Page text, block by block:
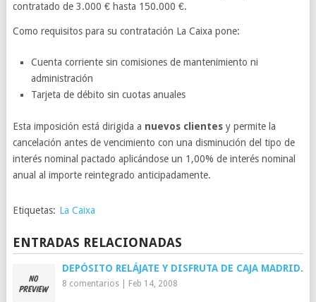
contratado de 3.000 € hasta 150.000 €.
Como requisitos para su contratación La Caixa pone:
Cuenta corriente sin comisiones de mantenimiento ni
administración
Tarjeta de débito sin cuotas anuales
Esta imposición está dirigida a nuevos clientesy permite la
cancelación antes de vencimiento con una disminución del tipo de
interés nominal pactado aplicándose un 1,00% de interés nominal
anual al importe reintegrado anticipadamente.
Etiquetas: La Caixa
ENTRADAS RELACIONADAS
DEPÓSITO RELÁJATE Y DISFRUTA DE CAJA MADRID.
8 comentarios| Feb 14, 2008